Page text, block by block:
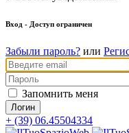
Вход - Доступ ограничен
Забыли пароль? или
Запомнить меня
+ (39) 06.45504334